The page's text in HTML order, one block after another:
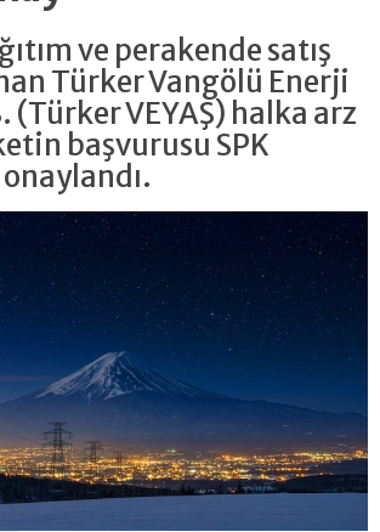
ve perakende satış
Türker Vangölü Enerji
(Türker VEYAŞ) halka arz
başvurusu SPK